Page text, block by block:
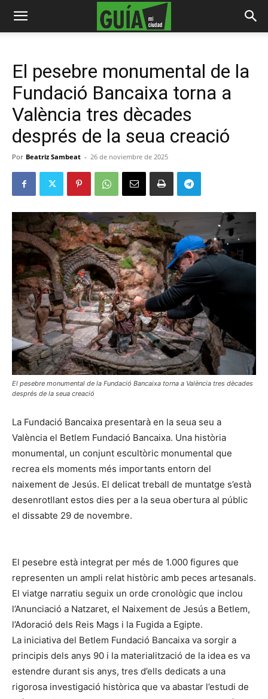
El pesebre monumental de la
Fundació Bancaixa torna a
València tres dècades
després de la seua creació
Por Beatriz Sambeat - 26 de noviembre de 2025
El pesebre monumental de la Fundació Bancaixa torna a València tres dècades
després de la seua creació
La Fundació Bancaixa presentarà en la seua seu a
València el Betlem Fundació Bancaixa. Una història
monumental, un conjunt escultòric monumental que
recrea els moments més importants entorn del
naixement de Jesús. El delicat treball de muntatge s’està
desenrotllant estos dies per a la seua obertura al públic
el dissabte 29 de novembre.
El pesebre està integrat per més de 1.000 figures que
representen un ampli relat històric amb peces artesanals.
El viatge narratiu seguix un orde cronològic que inclou
l’Anunciació a Natzaret, el Naixement de Jesús a Betlem,
l’Adoració dels Reis Mags i la Fugida a Egipte.
La iniciativa del Betlem Fundació Bancaixa va sorgir a
principis dels anys 90 i la materialització de la idea es va
estendre durant sis anys, tres d’ells dedicats a una
rigorosa investigació històrica que va abastar l’estudi de